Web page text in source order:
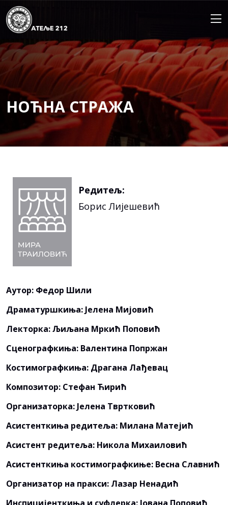
Skip
to
content
НОЋНА СТРАЖА
Редитељ:
Борис Лијешевић
Аутор: Федор Шили
Драматуршкиња: Јелена Мијовић
Лекторка: Љиљана Мркић Поповић
Сценографкиња: Валентина Попржан
Костимографкиња: Драгана Лађевац
Композитор: Стефан Ћирић
Организаторка: Јелена Твртковић
Асистенткиња редитеља: Милана Матејић
Асистент редитеља: Никола Михаиловић
Асистенткиња костимографкиње: Весна Славнић
Организатор на пракси: Лазар Ненадић